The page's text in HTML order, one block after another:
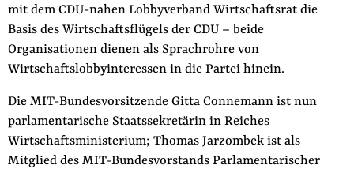
mit dem CDU-nahen Lobbyverband Wirtschaftsrat die
Basis des Wirtschaftsflügels der CDU – beide
Organisationen dienen als Sprachrohre von
Wirtschaftslobbyinteressen in die Partei hinein.
Die MIT-Bundesvorsitzende Gitta Connemann ist nun
parlamentarische Staatssekretärin in Reiches
Wirtschaftsministerium; Thomas Jarzombek ist als
Mitglied des MIT-Bundesvorstands Parlamentarischer